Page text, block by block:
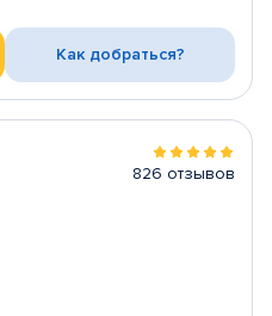
Как добраться?
826 отзывов